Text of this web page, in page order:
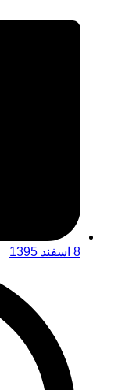
8 اسفند 1395